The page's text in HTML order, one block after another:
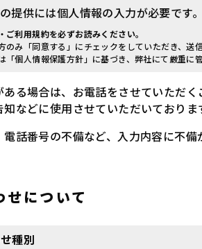
提供には個人情報の入力が必要で
利用規約を必ずお読みください。
のみ「同意する」にチェックをしていただき、送
「個人情報保護方針」に基づき、弊社にて厳重に管
る場合は、お電話をさせていただく
などに使用させていただいており
話番号の不備など、入力内容に不
せについて
種別